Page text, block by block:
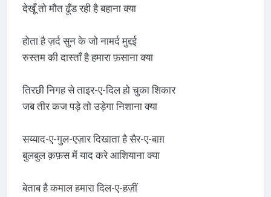
देखूँ तो मौत ढूँड रही है बहाना क्या
होता है ज़र्द सुन के जो नामर्द मुद्दई
रुस्तम की दास्ताँ है हमारा फ़साना क्या
तिरछी निगह से ताइर-ए-दिल हो चुका शिकार
जब तीर कज पड़े तो उड़ेगा निशाना क्या
सय्याद-ए-गुल-एज़ार दिखाता है सैर-ए-बाग़
बुलबुल क़फ़स में याद करे आशियाना क्या
बेताब है कमाल हमारा दिल-ए-हज़ीं